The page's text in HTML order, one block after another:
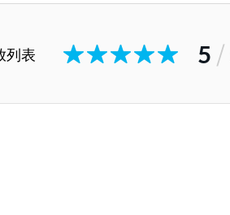
列表 5/